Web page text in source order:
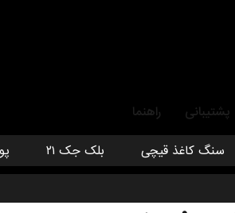
پشتیبانی راهنما
سنگ کاغذ قیچی بلک جک ۲۱